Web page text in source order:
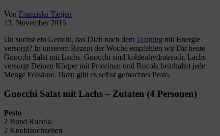
Von Franziska Tietjen
13. November 2015
Du suchst ein Gericht, das Dich nach dem Training mit Energie
versorgt? In unserem Rezept der Woche empfehlen wir Dir heute
Gnocchi Salat mit Lachs. Gnocchi sind kohlenhydratreich, Lachs
versorgt Deinen Körper mit Proteinen und Rucola beinhaltet jede
Menge Folsäure. Dazu gibt es selbst gemachtes Pesto.
Gnocchi Salat mit Lachs – Zutaten (4 Personen)
Pesto
2 Bund Rucola
2 Knoblauchzehen